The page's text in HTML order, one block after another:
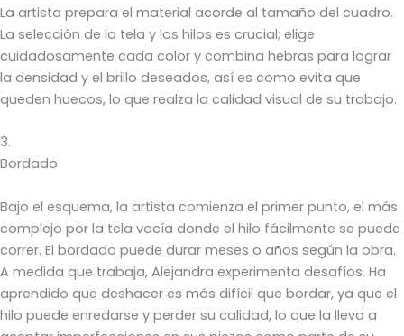
La artista prepara el material acorde al tamaño del cuadro.
La selección de la tela y los hilos es crucial; elige
cuidadosamente cada color y combina hebras para lograr
la densidad y el brillo deseados, así es como evita que
queden huecos, lo que realza la calidad visual de su trabajo.
3.
Bordado
Bajo el esquema, la artista comienza el primer punto, el más
complejo por la tela vacía donde el hilo fácilmente se puede
correr. El bordado puede durar meses o años según la obra.
A medida que trabaja, Alejandra experimenta desafíos. Ha
aprendido que deshacer es más difícil que bordar, ya que el
hilo puede enredarse y perder su calidad, lo que la lleva a